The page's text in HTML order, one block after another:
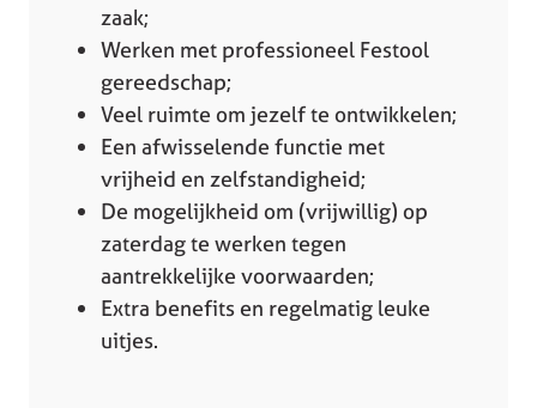
zaak;
Werken met professioneel Festool
gereedschap;
Veel ruimte om jezelf te ontwikkelen;
Een afwisselende functie met
vrijheid en zelfstandigheid;
De mogelijkheid om (vrijwillig) op
zaterdag te werken tegen
aantrekkelijke voorwaarden;
Extra benefits en regelmatig leuke
uitjes.